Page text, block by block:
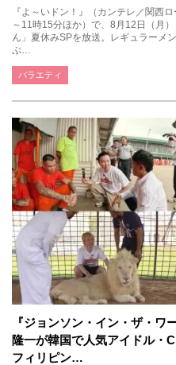
『よ～いドン！』（カンテレ／関
～11時15分ほか）で、8月12日（月
ん」夏休みSPを放送。レギュラーメ
ぶ…
バラエティ
『ジョンソン・イン・ザ・
隆一が韓国で人気アイドル
フィリピン…